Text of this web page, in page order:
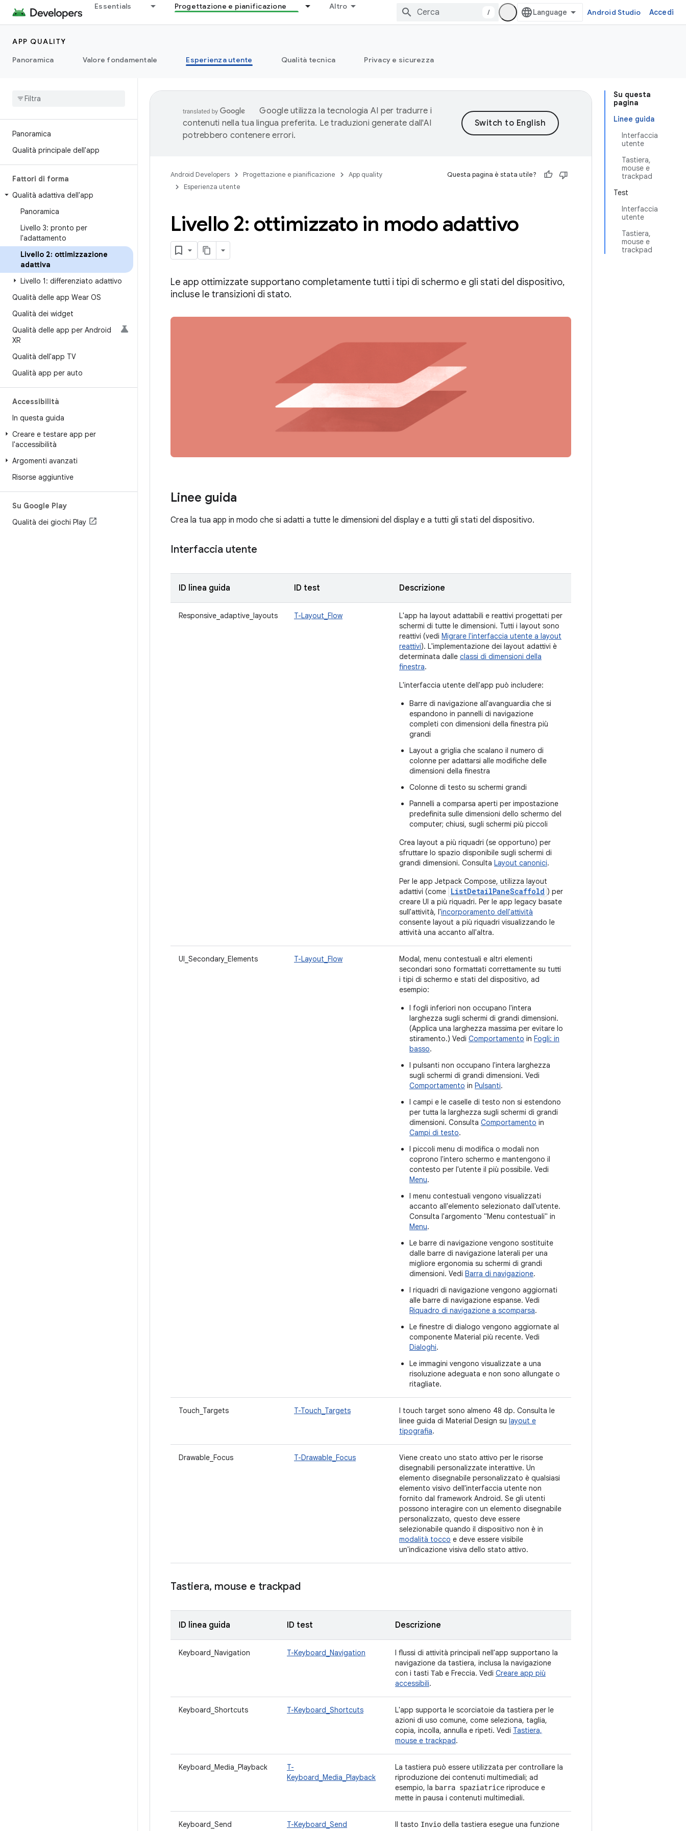
Essentials Progettazione e pianificazione Altro
/ Android Studio Accedi
APP QUALITY
Panoramica
Valore fondamentale Esperienza utente Qualità tecnica Privacy e sicurezza
Panoramica
Qualità principale dell'app
Fattori di forma
Qualità adattiva dell'app
Panoramica
Livello 3: pronto per
l'adattamento
Livello 2: ottimizzazione
adattiva
Livello 1: differenziato adattivo
Qualità delle app Wear OS
Qualità dei widget
Qualità delle app per Android
XR
Qualità dell'app TV
Qualità app per auto
Accessibilità
In questa guida
Creare e testare app per
l'accessibilità
Argomenti avanzati
Risorse aggiuntive
Su Google Play
Qualità dei giochi Play
Su questa
pagina
Linee guida
Interfaccia
utente
Tastiera,
mouse e
trackpad
Test
Interfaccia
utente
Tastiera,
mouse e
trackpad
Google utilizza la tecnologia AI per tradurre i
contenuti nella tua lingua preferita. Le traduzioni generate dall'AI
potrebbero contenere errori.
Android Developers Progettazione e pianificazione
App quality
Esperienza utente
Questa pagina è stata utile?
Livello 2: ottimizzato in modo adattivo
Le app ottimizzate supportano completamente tutti i tipi di schermo e gli stati del dispositivo,
incluse le transizioni di stato.
Linee guida
Crea la tua app in modo che si adatti a tutte le dimensioni del display e a tutti gli stati del dispositivo.
Interfaccia utente
ID linea guida ID test Descrizione
Responsive_adaptive_layouts T-Layout_Flow
L'app ha layout adattabili e reattivi progettati per
schermi di tutte le dimensioni. Tutti i layout sono
reattivi (vedi Migrare l'interfaccia utente a layout
reattivi). L'implementazione dei layout adattivi è
determinata dalle classi di dimensioni della
finestra.
L'interfaccia utente dell'app può includere:
Barre di navigazione all'avanguardia che si
espandono in pannelli di navigazione
completi con dimensioni della finestra più
grandi
Layout a griglia che scalano il numero di
colonne per adattarsi alle modifiche delle
dimensioni della finestra
Colonne di testo su schermi grandi
Pannelli a comparsa aperti per impostazione
predefinita sulle dimensioni dello schermo del
computer; chiusi, sugli schermi più piccoli
Crea layout a più riquadri (se opportuno) per
sfruttare lo spazio disponibile sugli schermi di
grandi dimensioni. Consulta Layout canonici.
Per le app Jetpack Compose, utilizza layout
adattivi (come ListDetailPaneScaffold ) per
creare UI a più riquadri. Per le app legacy basate
sull'attività, l'incorporamento dell'attività
consente layout a più riquadri visualizzando le
attività una accanto all'altra.
UI_Secondary_Elements T-Layout_Flow
Modal, menu contestuali e altri elementi
secondari sono formattati correttamente su tutti
i tipi di schermo e stati del dispositivo, ad
esempio:
I fogli inferiori non occupano l'intera
larghezza sugli schermi di grandi dimensioni.
(Applica una larghezza massima per evitare lo
stiramento.) Vedi Comportamento in Fogli: in
basso.
I pulsanti non occupano l'intera larghezza
sugli schermi di grandi dimensioni. Vedi
Comportamento in Pulsanti.
I campi e le caselle di testo non si estendono
per tutta la larghezza sugli schermi di grandi
dimensioni. Consulta Comportamento in
Campi di testo.
I piccoli menu di modifica o modali non
coprono l'intero schermo e mantengono il
contesto per l'utente il più possibile. Vedi
Menu.
I menu contestuali vengono visualizzati
accanto all'elemento selezionato dall'utente.
Consulta l'argomento "Menu contestuali" in
Menu.
Le barre di navigazione vengono sostituite
dalle barre di navigazione laterali per una
migliore ergonomia su schermi di grandi
dimensioni. Vedi Barra di navigazione.
I riquadri di navigazione vengono aggiornati
alle barre di navigazione espanse. Vedi
Riquadro di navigazione a scomparsa.
Le finestre di dialogo vengono aggiornate al
componente Material più recente. Vedi
Dialoghi.
Le immagini vengono visualizzate a una
risoluzione adeguata e non sono allungate o
ritagliate.
Touch_Targets T-Touch_Targets
I touch target sono almeno 48 dp. Consulta le
linee guida di Material Design su layout e
tipografia.
Drawable_Focus T-Drawable_Focus
Viene creato uno stato attivo per le risorse
disegnabili personalizzate interattive. Un
elemento disegnabile personalizzato è qualsiasi
elemento visivo dell'interfaccia utente non
fornito dal framework Android. Se gli utenti
possono interagire con un elemento disegnabile
personalizzato, questo deve essere
selezionabile quando il dispositivo non è in
modalità tocco e deve essere visibile
un'indicazione visiva dello stato attivo.
Tastiera, mouse e trackpad
ID linea guida ID test Descrizione
Keyboard_Navigation T-Keyboard_Navigation
I flussi di attività principali nell'app supportano la
navigazione da tastiera, inclusa la navigazione
con i tasti Tab e Freccia. Vedi Creare app più
accessibili.
Keyboard_Shortcuts T-Keyboard_Shortcuts
L'app supporta le scorciatoie da tastiera per le
azioni di uso comune, come seleziona, taglia,
copia, incolla, annulla e ripeti. Vedi Tastiera,
mouse e trackpad.
Keyboard_Media_Playback
T-
Keyboard_Media_Playback
La tastiera può essere utilizzata per controllare la
riproduzione dei contenuti multimediali; ad
esempio, la barra spaziatrice riproduce e
mette in pausa i contenuti multimediali.
Keyboard_Send T-Keyboard_Send Il tasto Invio della tastiera esegue una funzione